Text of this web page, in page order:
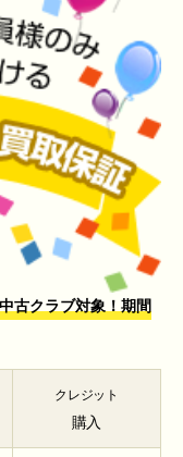
古クラブ対象！期間
クレジット
購入